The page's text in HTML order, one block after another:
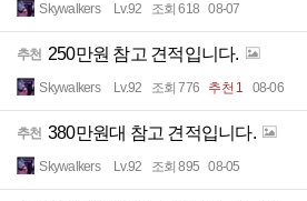
Skywalkers Lv.92 조회 618 08-07
추천 250만원 참고 견적입니다.
Skywalkers Lv.92 조회 776 추천 1 08-06
추천 380만원대 참고 견적입니다.
Skywalkers Lv.92 조회 895 08-05